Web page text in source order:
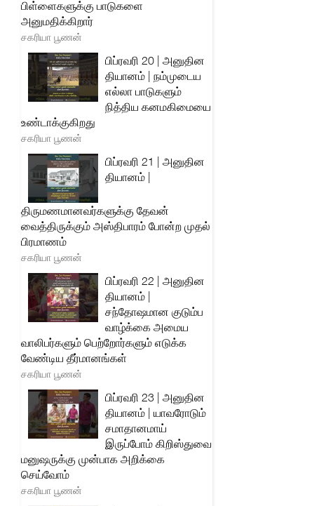
பிள்ளைகளுக்கு பாடுகளை
அனுமதிக்கிறார்
சகரியா பூணன்
பிப்ரவரி 20 | அனுதின
தியானம் | நம்முடைய
எல்லா பாடுகளும்
நித்திய கனமகிமையை
உண்டாக்குகிறது
சகரியா பூணன்
பிப்ரவரி 21 | அனுதின
தியானம் |
திருமணமானவர்களுக்கு தேவன்
வைத்திருக்கும் அஸ்திபாரம் போன்ற முதல்
பிரமாணம்
சகரியா பூணன்
பிப்ரவரி 22 | அனுதின
தியானம் |
சந்தோஷமான குடும்ப
வாழ்க்கை அமைய
வாலிபர்களும் பெற்றோர்களும் எடுக்க
வேண்டிய தீர்மானங்கள்
சகரியா பூணன்
பிப்ரவரி 23 | அனுதின
தியானம் | யாவரோடும்
சமாதானமாய்
இருப்போம் கிறிஸ்துவை
மனுஷருக்கு முன்பாக அறிக்கை
செய்வோம்
சகரியா பூணன்